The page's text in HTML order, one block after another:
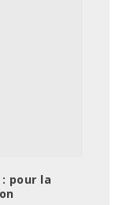
pour la